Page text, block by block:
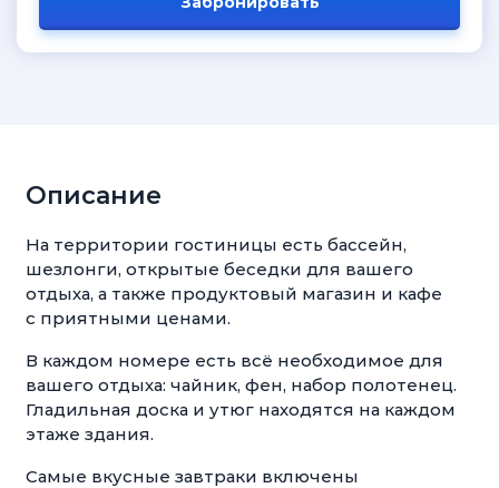
Описание
На территории гостиницы есть бассейн,
шезлонги, открытые беседки для вашего
отдыха, а также продуктовый магазин и кафе
с приятными ценами.
В каждом номере есть всё необходимое для
вашего отдыха: чайник, фен, набор полотенец.
Гладильная доска и утюг находятся на каждом
этаже здания.
Самые вкусные завтраки включены